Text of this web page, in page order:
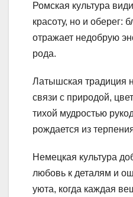
Ромская культура
красоту, но и оберег:
отражает недобрую
рода.
Латышская традиция
связи с природой,
тихой мудростью
рождается из
Немецкая культура
любовь к деталям и
уюта, когда каждая